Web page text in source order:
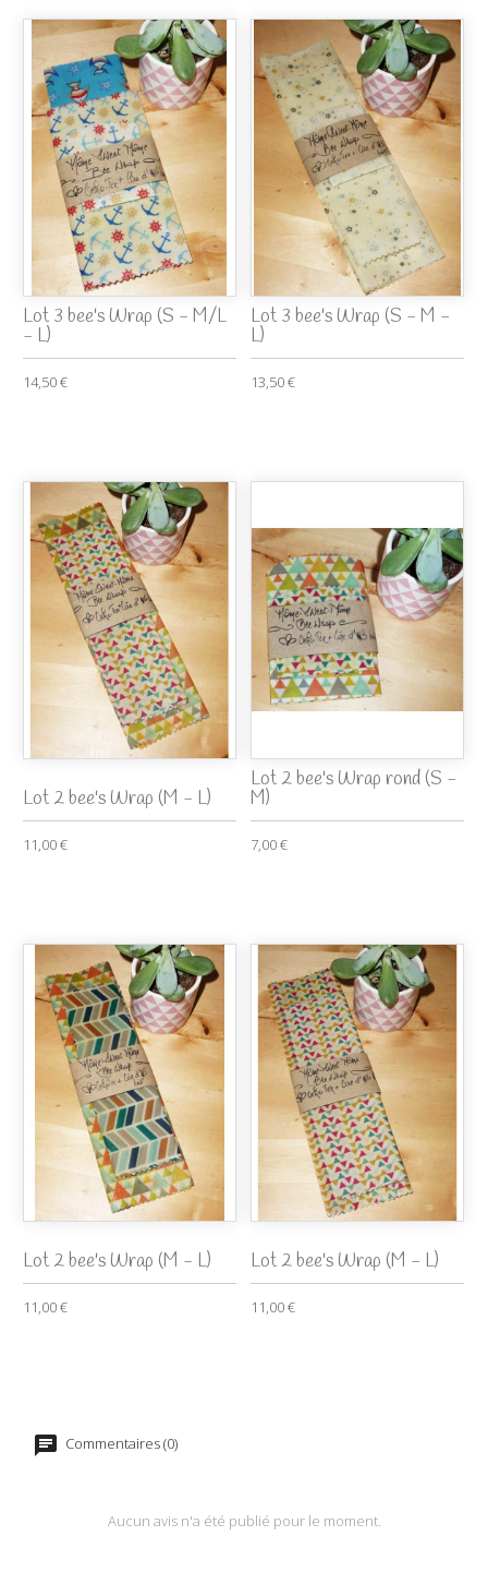
Lot 3 bee's Wrap (S - M/L
- L)
14,50 €
Lot 3 bee's Wrap (S - M -
L)
13,50 €
Lot 2 bee's Wrap (M - L)
11,00 €
Lot 2 bee's Wrap rond (S -
M)
7,00 €
Lot 2 bee's Wrap (M - L)
11,00 €
Lot 2 bee's Wrap (M - L)
11,00 €
Commentaires (0)
Aucun avis n'a été publié pour le moment.